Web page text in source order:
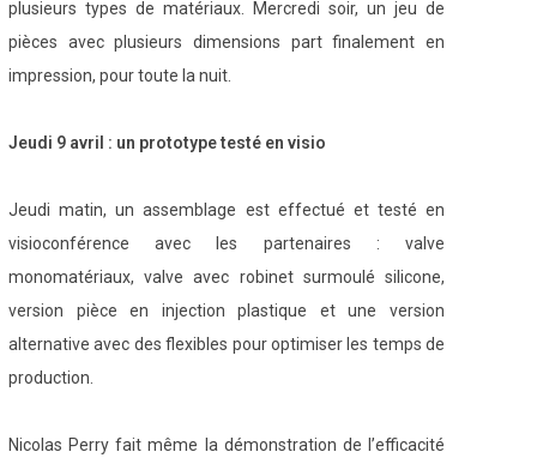
plusieurs types de matériaux. Mercredi soir, un jeu de
pièces avec plusieurs dimensions part finalement en
impression, pour toute la nuit.
Jeudi 9 avril : un prototype testé en visio
Jeudi matin, un assemblage est effectué et testé en
visioconférence avec les partenaires : valve
monomatériaux, valve avec robinet surmoulé silicone,
version pièce en injection plastique et une version
alternative avec des flexibles pour optimiser les temps de
production.
Nicolas Perry fait même la démonstration de l’efficacité